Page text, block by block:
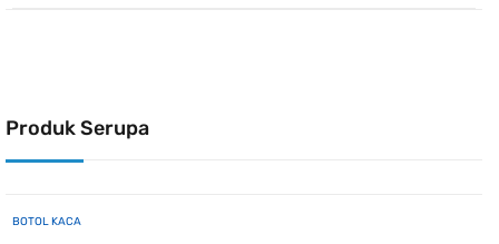
Produk Serupa
BOTOL KACA